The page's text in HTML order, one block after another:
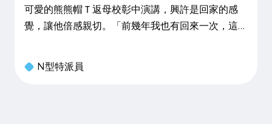
可愛的熊熊帽Ｔ返母校彰中演講，興許是回家的感
覺，讓他倍感親切。「前幾年我也有回來一次，這一
3 級畢業校友，正好已從彰中畢業三十年。 旅行之
N型特派員